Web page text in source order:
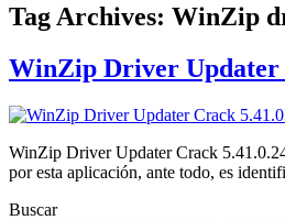
Tag Archives: WinZip
WinZip Driver Updater
WinZip Driver Updater Crack
por esta aplicación, ante todo, es
Buscar